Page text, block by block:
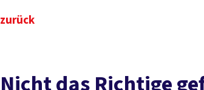
zurück